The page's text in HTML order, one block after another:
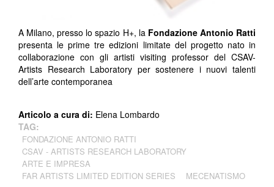
A Milano, presso lo spazio H+, la Fondazione Antonio Ratti
presenta le prime tre edizioni limitate del progetto nato in
collaborazione con gli artisti visiting professor del CSAV-
Artists Research Laboratory per sostenere i nuovi talenti
dell’arte contemporanea
Articolo a cura di: Elena Lombardo
TAG:
FONDAZIONE ANTONIO RATTI
CSAV - ARTISTS RESEARCH LABORATORY
ARTE E IMPRESA
FAR ARTISTS LIMITED EDITION SERIES
MECENATISMO